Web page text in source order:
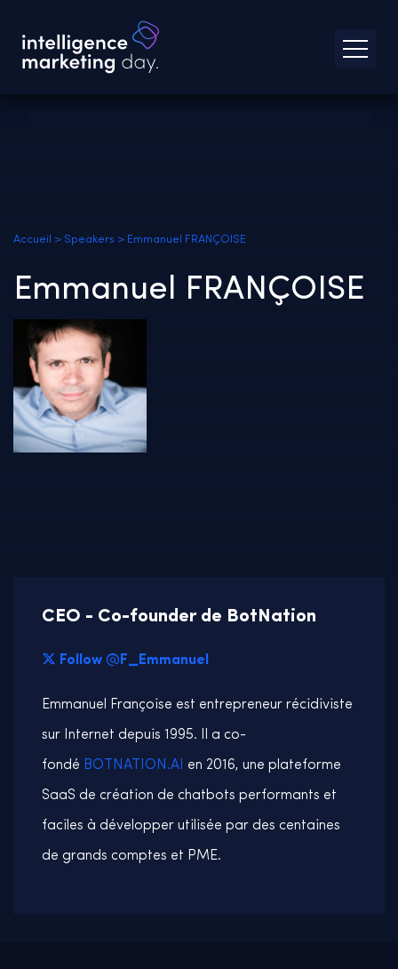
Accueil > Speakers > Emmanuel FRANÇOISE
Emmanuel FRANÇOISE
CEO - Co-founder de BotNation
Follow @F_Emmanuel
Emmanuel Françoise est entrepreneur récidiviste
sur Internet depuis 1995. Il a co-
fondé BOTNATION.AI en 2016, une plateforme
SaaS de création de chatbots performants et
faciles à développer utilisée par des centaines
de grands comptes et PME.